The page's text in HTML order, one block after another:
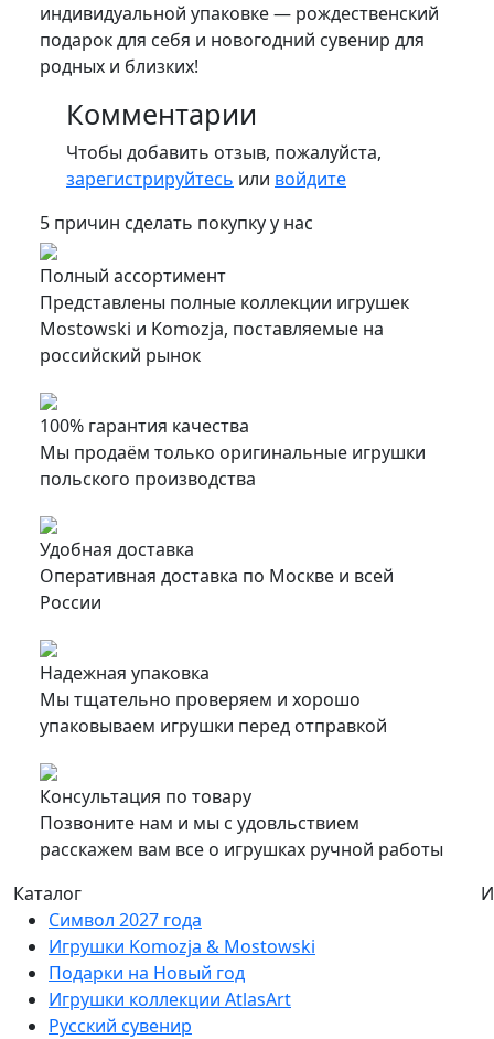
индивидуальной упаковке — рождественский
подарок для себя и новогодний сувенир для
родных и близких!
Комментарии
Чтобы добавить отзыв, пожалуйста,
зарегистрируйтесь или войдите
5 причин сделать покупку у нас
Полный ассортимент
Представлены полные коллекции игрушек
Mostowski и Komozja, поставляемые на
российский рынок
100% гарантия качества
Мы продаём только оригинальные игрушки
польского производства
Удобная доставка
Оперативная доставка по Москве и всей
России
Надежная упаковка
Мы тщательно проверяем и хорошо
упаковываем игрушки перед отправкой
Консультация по товару
Позвоните нам и мы с удовльствием
расскажем вам все о игрушках ручной работы
Каталог
Символ 2027 года
Игрушки Komozja & Mostowski
Подарки на Новый год
Игрушки коллекции AtlasArt
Русский сувенир